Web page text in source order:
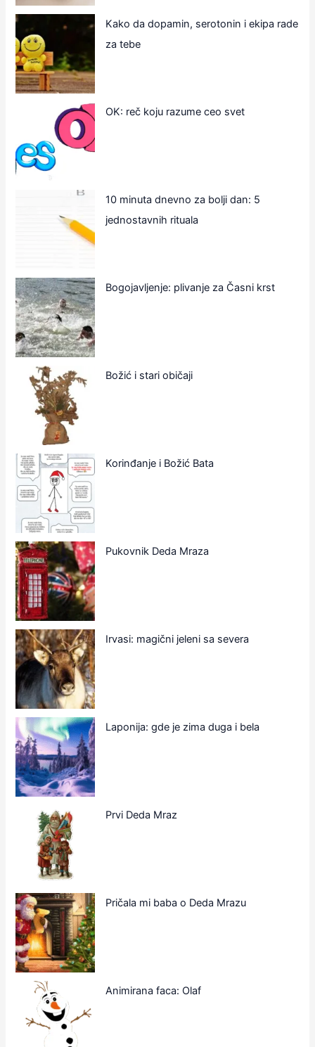
Kako da dopamin, serotonin i ekipa rade
za tebe
OK: reč koju razume ceo svet
10 minuta dnevno za bolji dan: 5
jednostavnih rituala
Bogojavljenje: plivanje za Časni krst
Božić i stari običaji
Korinđanje i Božić Bata
Pukovnik Deda Mraza
Irvasi: magični jeleni sa severa
Laponija: gde je zima duga i bela
Prvi Deda Mraz
Pričala mi baba o Deda Mrazu
Animirana faca: Olaf